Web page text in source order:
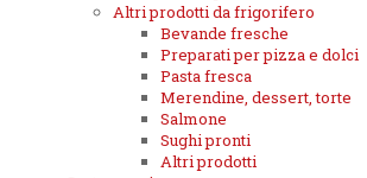
Altri prodotti da frigorifero
Bevande fresche
Preparati per pizza e dolci
Pasta fresca
Merendine, dessert, torte
Salmone
Sughi pronti
Altri prodotti